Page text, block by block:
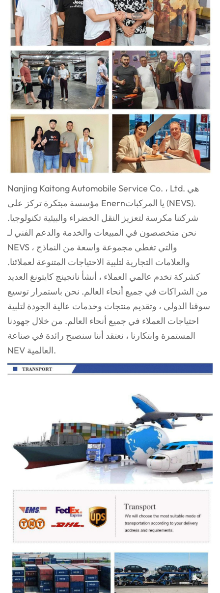
Nanjing Kaitong Automobile Service Co. ، Ltd. هي
مؤسسة مبتكرة تركز على Enern
يا المركبات (NEVS).
شركتنا مكرسة لتعزيز النقل الخضراء والبيئية تكنولوجيا.
نحن متخصصون في المبيعات والخدمة والدعم الفني لـ
NEVS ، والتي تغطي مجموعة واسعة من النماذج
والعلامات التجارية لتلبية الاحتياجات المتنوعة لعملائنا.
كشركة تخدم عالمي العملاء ، أنشأ نانجينج كايتونغ العديد
من الشراكات في جميع أنحاء العالم. نحن باستمرار توسيع
سوقنا الدولي ، وتقديم منتجات وخدمات عالية الجودة لتلبية
احتياجات العملاء في جميع أنحاء العالم. من خلال جهودنا
المستمرة وابتكارنا ، نعتقد أننا سنصبح رائدة في صناعة
NEV العالمية.